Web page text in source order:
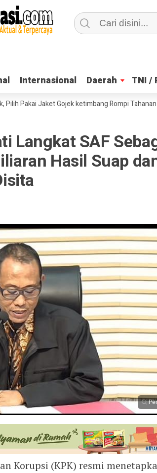
Internasional Daerah TNI /
Internasional Daerah TNI /
Jaket Gojek ketimbang Rompi Tahanan
Langkat SAF
Hasil Suap
Korupsi (KPK) resmi